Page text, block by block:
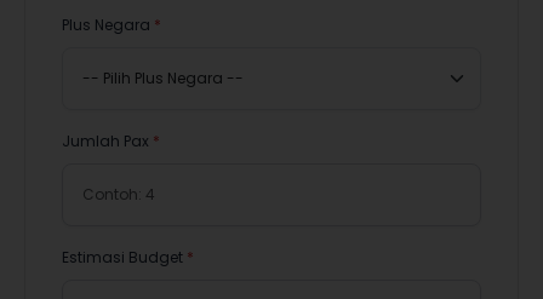
Plus Negara *
Jumlah Pax *
Estimasi Budget *